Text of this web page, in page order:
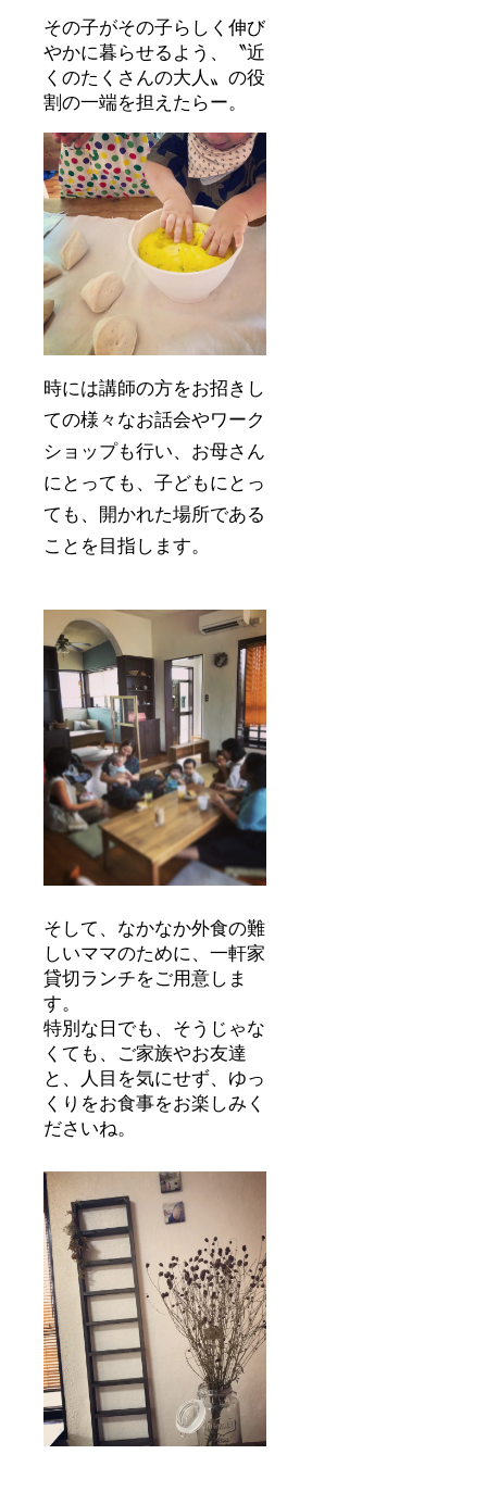
その子がその子らしく伸び
やかに暮らせるよう、〝近
くのたくさんの大人〟の役
割の一端を担えたらー。
時には講師の方をお招きし
ての様々なお話会やワーク
ショップも行い、お母さん
にとっても、子どもにとっ
ても、開かれた場所である
ことを目指します。
そして、なかなか外食の難
しいママのために、一軒家
貸切ランチをご用意しま
す。
特別な日でも、そうじゃな
くても、ご家族やお友達
と、人目を気にせず、ゆっ
くりをお食事をお楽しみく
ださいね。